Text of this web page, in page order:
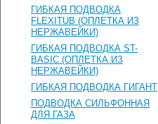
ГИБКАЯ ПОДВОДКА
FLEXITUB (ОПЛЕТКА ИЗ
НЕРЖАВЕЙКИ)
ГИБКАЯ ПОДВОДКА ST-
BASIC (ОПЛЕТКА ИЗ
НЕРЖАВЕЙКИ)
ГИБКАЯ ПОДВОДКА ГИГАНТ
ПОДВОДКА СИЛЬФОННАЯ
ДЛЯ ГАЗА